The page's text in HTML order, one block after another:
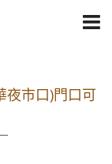
停車
山路1段139